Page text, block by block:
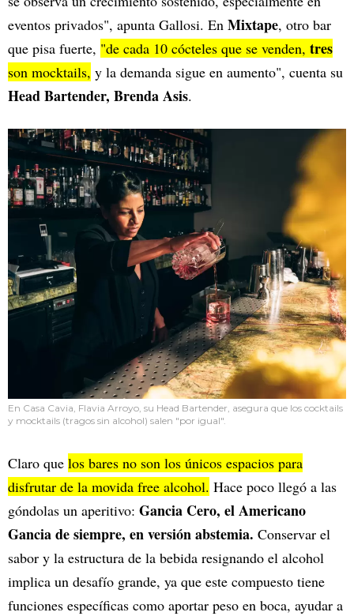
eventos privados", apunta Gallosi. En Mixtape, otro bar
que pisa fuerte, "de cada 10 cócteles que se venden, tres
son mocktails, y la demanda sigue en aumento", cuenta su
Head Bartender, Brenda Asis.
En Casa Cavia, Flavia Arroyo, su Head Bartender, asegura que los cocktails
y mocktails (tragos sin alcohol) salen "por igual".
Claro que los bares no son los únicos espacios para
disfrutar de la movida free alcohol. Hace poco llegó a las
góndolas un aperitivo: Gancia Cero, el Americano
Gancia de siempre, en versión abstemia. Conservar el
sabor y la estructura de la bebida resignando el alcohol
implica un desafío grande, ya que este compuesto tiene
funciones específicas como aportar peso en boca, ayudar a